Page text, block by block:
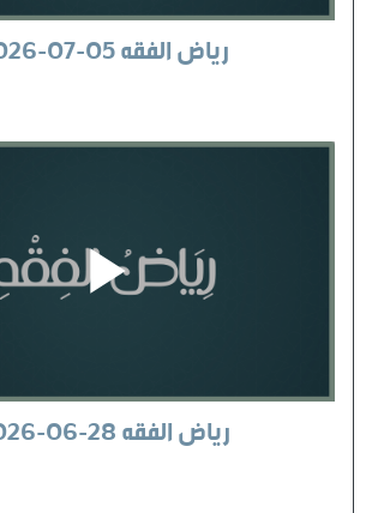
رياض الفقه 05-07-2026
رياض الفقه 28-06-2026